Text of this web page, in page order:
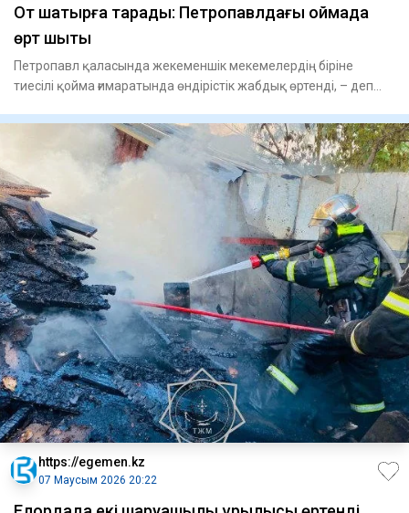
От шатырға тарады: Петропавлдағы қоймада
өрт шықты
Петропавл қаласында жекеменшік мекемелердің біріне
тиесілі қойма ғимаратында өндірістік жабдық өртенді, – деп
https://egemen.kz
07 Маусым 2026 20:22